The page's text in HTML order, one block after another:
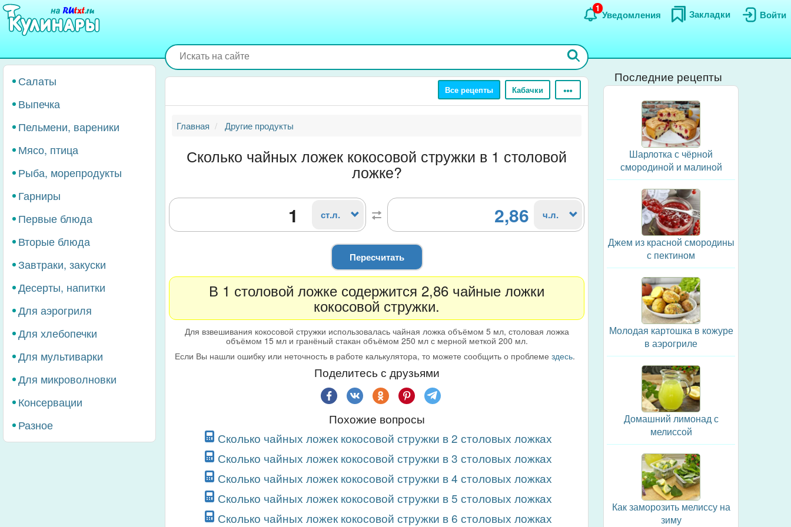
Перейти
основному
Войти
Закладки
Уведомления
1
Салаты
Выпечка
Пельмени, вареники
Мясо, птица
Рыба, морепродукты
Гарниры
Первые блюда
Вторые блюда
Завтраки, закуски
Десерты, напитки
Для аэрогриля
Для хлебопечки
Для мультиварки
Для микроволновки
Консервации
Разное
Все рецепты Кабачки
Главная Другие продукты
Сколько чайных ложек кокосовой стружки в 1 столовой
ложке?
ст.л. 2,86 ч.л.
Пересчитать
В 1 столовой ложке содержится 2,86 чайные ложки
кокосовой стружки.
Для взвешивания кокосовой стружки использовалась чайная ложка объёмом 5 мл, столовая ложка
объёмом 15 мл и гранёный стакан объёмом 250 мл с мерной меткой 200 мл.
Если Вы нашли ошибку или неточность в работе калькулятора, то можете сообщить о проблеме здесь.
Поделитесь с друзьями
Похожие вопросы
Сколько чайных ложек кокосовой стружки в 2 столовых ложках
Сколько чайных ложек кокосовой стружки в 3 столовых ложках
Сколько чайных ложек кокосовой стружки в 4 столовых ложках
Сколько чайных ложек кокосовой стружки в 5 столовых ложках
Сколько чайных ложек кокосовой стружки в 6 столовых ложках
Последние рецепты
Шарлотка с чёрной
смородиной и малиной
Джем из красной смородины
с пектином
Молодая картошка в кожуре
в аэрогриле
Домашний лимонад с
мелиссой
Как заморозить мелиссу на
зиму